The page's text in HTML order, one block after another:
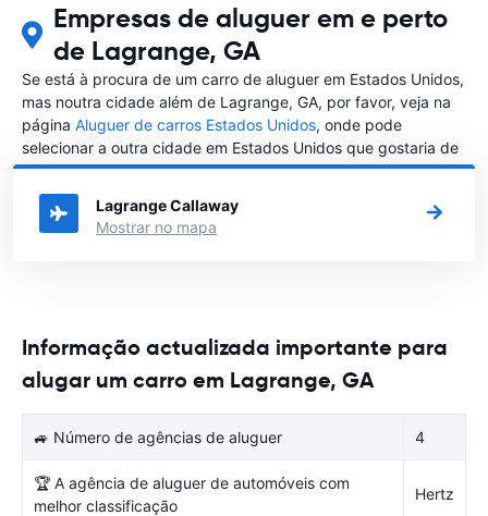
Empresas de aluguer em e perto
de Lagrange, GA
Se está à procura de um carro de aluguer em Estados Unidos,
mas noutra cidade além de Lagrange, GA, por favor, veja na
página Aluguer de carros Estados Unidos, onde pode
selecionar a outra cidade em Estados Unidos que gostaria de
alugar um carro
Lagrange Callaway
Mostrar no mapa
Informação actualizada importante para
alugar um carro em Lagrange, GA
🚙 Número de agências de aluguer 4
🏆 A agência de aluguer de automóveis com
melhor classificação
Hertz